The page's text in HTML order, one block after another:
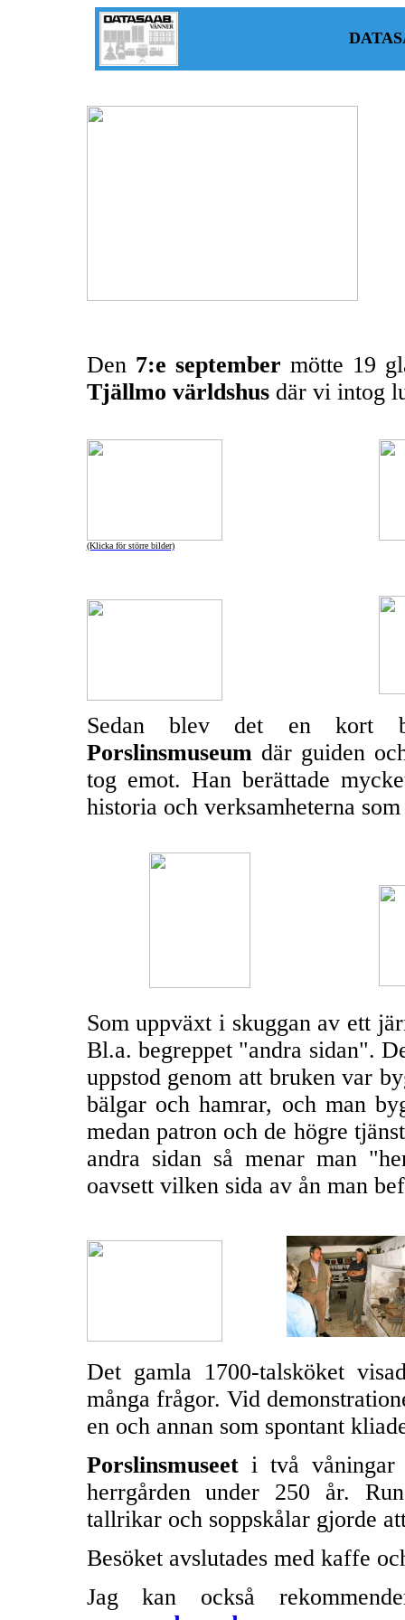
Den 7:e september mötte 19
Tjällmo världshusdär vi intog
(Klicka för större bilder)
Sedan blev det en
Porslinsmuseumdär guiden
tog emot. Han berättade
historia och verksamheterna
Som uppväxt i skuggan av ett
Bl.a. begreppet "andra sidan".
uppstod genom att bruken var
bälgar och hamrar, och man
medan patron och de högre
andra sidan så menar man
oavsett vilken sida av ån man
Det gamla 1700-talsköket
många frågor. Vid
en och annan som spontant
Porslinsmuseeti två våningar
herrgården under 250 år.
tallrikar och soppskålar gjorde
Besöket avslutades med kaffe
Jag kan också